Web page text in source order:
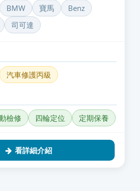
BMW 寶馬
Benz
司可達
汽車修護丙級
檢修 四輪定位 定期保養
看詳細介紹